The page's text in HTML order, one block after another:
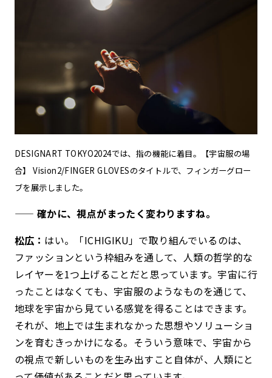
DESIGNART TOKYO2024では、指の機能に着目。【宇宙服の場
合】 Vision2/FINGER GLOVESのタイトルで、フィンガーグロー
ブを展示しました。
—— 確かに、視点がまったく変わりますね。
松広： はい。「ICHIGIKU」で取り組んでいるのは、
ファッションという枠組みを通して、人類の哲学的な
レイヤーを1つ上げることだと思っています。宇宙に行
ったことはなくても、宇宙服のようなものを通じて、
地球を宇宙から見ている感覚を得ることはできます。
それが、地上では生まれなかった思想やソリューショ
ンを育むきっかけになる。 そういう意味で、宇宙から
の視点で新しいものを生み出すこと自体が、人類にと